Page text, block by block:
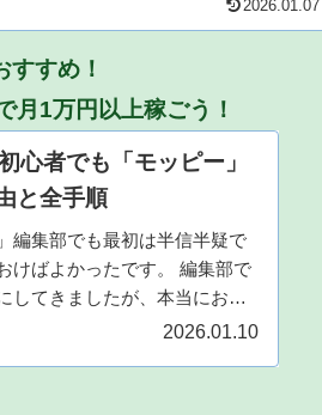
2026.01.07
すめ！
月1万円以上稼ごう！
心者でも「モッピー」
と全手順
編集部でも最初は半信半疑で
けばよかったです。 編集部で
してきましたが、本当にお金
2026.01.10